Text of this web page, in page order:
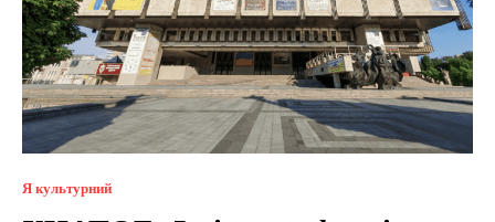
Я культурний